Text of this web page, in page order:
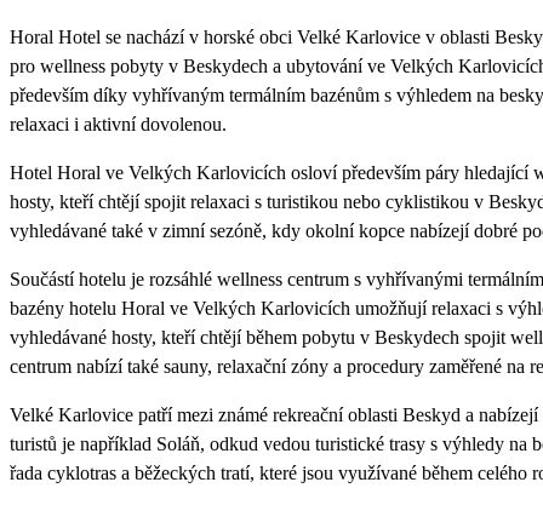
31
7 180
Horal Hotel se nachází v horské obci Velké Karlovice v oblasti
pro wellness pobyty v Beskydech a ubytování ve Velkých
především díky vyhřívaným termálním bazénům s výhledem na
relaxaci i aktivní dovolenou.
Hotel Horal ve Velkých Karlovicích osloví především páry hledající
hosty, kteří chtějí spojit relaxaci s turistikou nebo cyklistikou v
vyhledávané také v zimní sezóně, kdy okolní kopce nabízejí dobré
Součástí hotelu je rozsáhlé wellness centrum s vyhřívanými
bazény hotelu Horal ve Velkých Karlovicích umožňují relaxaci s
vyhledávané hosty, kteří chtějí během pobytu v Beskydech spojit
centrum nabízí také sauny, relaxační zóny a procedury zaměřené na
Velké Karlovice patří mezi známé rekreační oblasti Beskyd a
turistů je například Soláň, odkud vedou turistické trasy s výhledy na
řada cyklotras a běžeckých tratí, které jsou využívané během celého